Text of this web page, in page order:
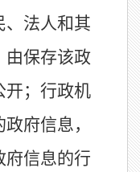
、法人和其
由保存该政
开；行政机
府信息，
府信息的行